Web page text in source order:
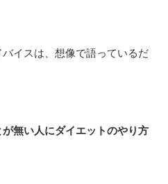
イスは、想像で語っているだ
無い人にダイエットのやり方